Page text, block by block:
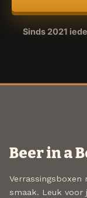
Sinds 2021
Beer in a
Verrassingsboxen
smaak. Leuk voor